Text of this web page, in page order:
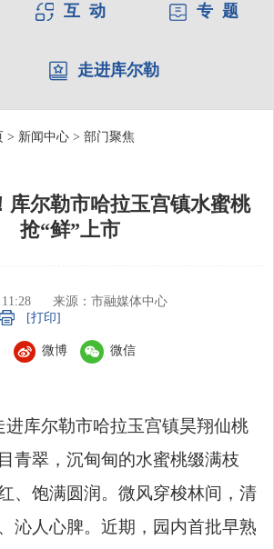
互 动 专 题
走进库尔勒
> 新闻中心 > 部门聚焦
库尔勒市哈拉玉宫镇水蜜桃
抢“鲜”上市
来源：市融媒体中心
[打印]
微博 微信
进库尔勒市哈拉玉宫镇昊翔仙桃
青翠，沉甸甸的水蜜桃缀满枝
、饱满圆润。微风穿梭林间，清
沁人心脾。近期，园内首批早熟